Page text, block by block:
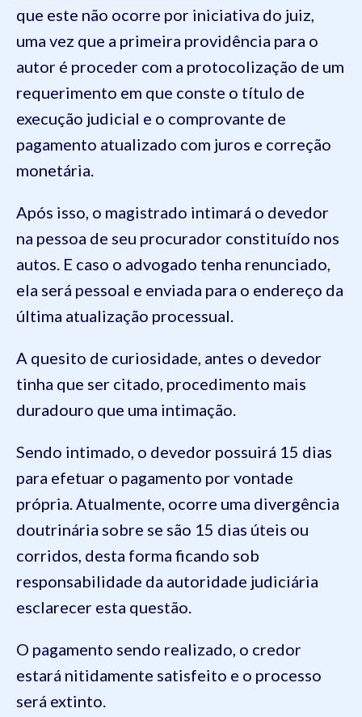
que este não ocorre por iniciativa do juiz,
uma vez que a primeira providência para o
autor é proceder com a protocolização de um
requerimento em que conste o título de
execução judicial e o comprovante de
pagamento atualizado com juros e correção
monetária.
Após isso, o magistrado intimará o devedor
na pessoa de seu procurador constituído nos
autos. E caso o advogado tenha renunciado,
ela será pessoal e enviada para o endereço da
última atualização processual.
A quesito de curiosidade, antes o devedor
tinha que ser citado, procedimento mais
duradouro que uma intimação.
Sendo intimado, o devedor possuirá 15 dias
para efetuar o pagamento por vontade
própria. Atualmente, ocorre uma divergência
doutrinária sobre se são 15 dias úteis ou
corridos, desta forma ficando sob
responsabilidade da autoridade judiciária
esclarecer esta questão.
O pagamento sendo realizado, o credor
estará nitidamente satisfeito e o processo
será extinto.